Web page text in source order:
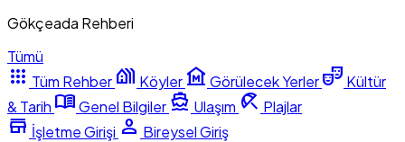
Gökçeada Rehberi
Tümü
apps Tüm Rehber holiday_village Köyler museum Görülecek Yerlertheater_comedy Kültür
& Tarih menu_bookGenel Bilgiler directions_boat Ulaşım beach_access Plajlar
store İşletme Girişi person Bireysel Giriş